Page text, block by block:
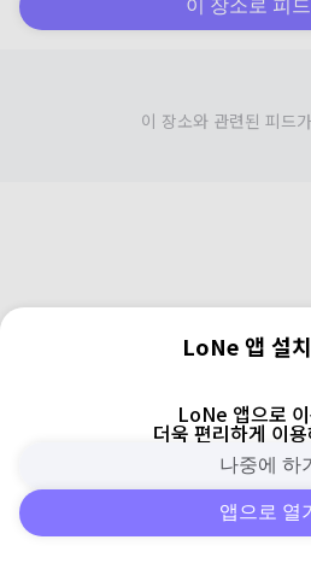
이 장소로 피드
이 장소와 관련된 피드
피드 주변 검색
LoNe 앱 설
LoNe 앱으로
더욱 편리하게 이
나중에 하기
앱으로 열기